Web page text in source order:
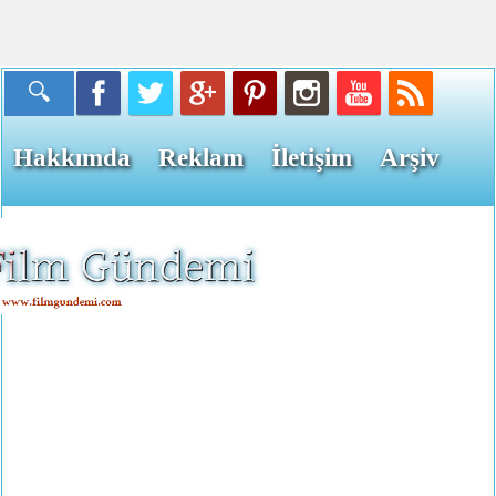
Hakkımda Reklam İletişim Arşiv